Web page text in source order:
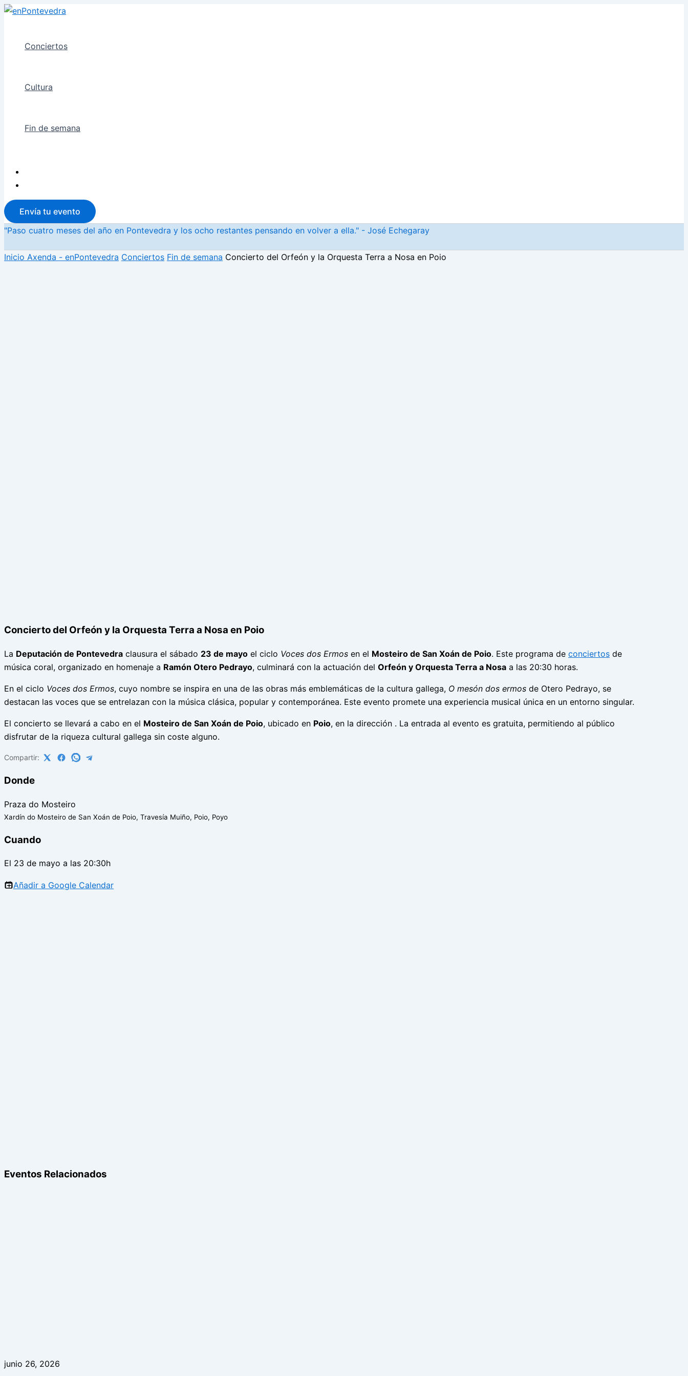
Ir
Conciertos
Cultura
Fin de semana
Envía tu evento
"Paso cuatro meses del año en Pontevedra y los ocho restantes pensando en volver a ella." - José Echegaray
Inicio Axenda - enPontevedra Conciertos Fin de semana Concierto del Orfeón y la Orquesta Terra a Nosa en Poio
Concierto del Orfeón y la Orquesta Terra a Nosa en Poio
La Deputación de Pontevedra clausura el sábado 23 de mayo el ciclo Voces dos Ermos en el Mosteiro de San Xoán de Poio. Este programa de conciertos de
música coral, organizado en homenaje a Ramón Otero Pedrayo, culminará con la actuación del Orfeón y Orquesta Terra a Nosa a las 20:30 horas.
En el ciclo Voces dos Ermos, cuyo nombre se inspira en una de las obras más emblemáticas de la cultura gallega, O mesón dos ermos de Otero Pedrayo, se
destacan las voces que se entrelazan con la música clásica, popular y contemporánea. Este evento promete una experiencia musical única en un entorno singular.
El concierto se llevará a cabo en el Mosteiro de San Xoán de Poio, ubicado en Poio, en la dirección . La entrada al evento es gratuita, permitiendo al público
disfrutar de la riqueza cultural gallega sin coste alguno.
Compartir:
Donde
Praza do Mosteiro
Xardín do Mosteiro de San Xoán de Poio, Travesía Muiño, Poio, Poyo
Cuando
El 23 de mayo a las 20:30h
Añadir a Google Calendar
Eventos Relacionados
junio 26, 2026